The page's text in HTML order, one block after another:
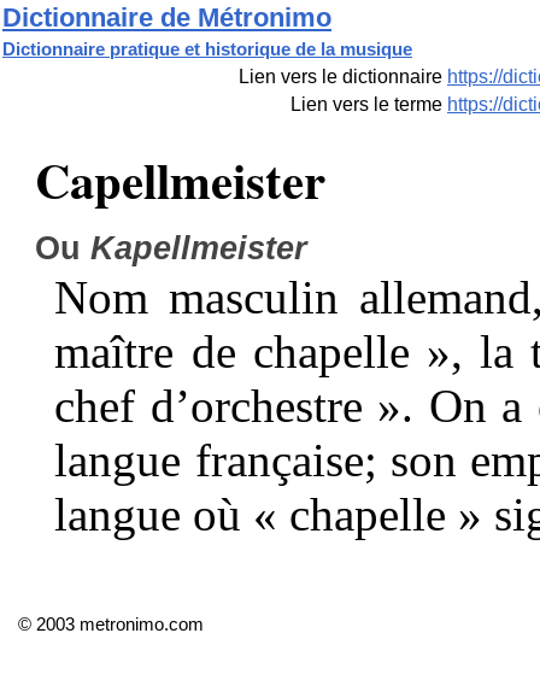
Dictionnaire de Métronimo
Dictionnaire pratique et historique de la musique
Lien vers le dictionnaire https://
Lien vers le terme https://
Capellmeister
OuKapellmeister
Nom masculin
maître de chapelle », la
chef d’orchestre ». On
langue française; son
langue où « chapelle »
© 2003 metronimo.com